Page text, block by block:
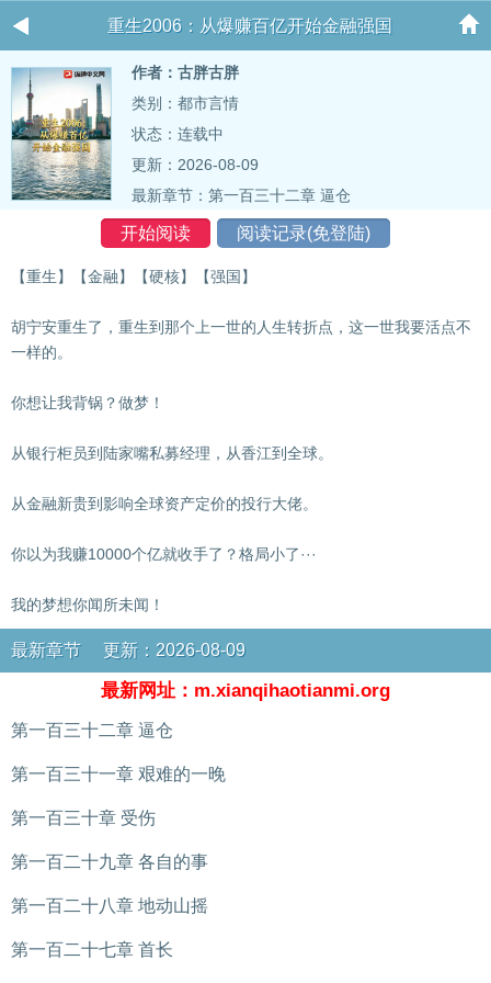
重生2006：从爆赚百亿开始金融强国
作者：古胖古胖
类别：都市言情
状态：连载中
更新：2026-08-09
最新章节： 第一百三十二章 逼仓
开始阅读 阅读记录(免登陆)
【重生】【金融】【硬核】【强国】
胡宁安重生了，重生到那个上一世的人生转折点，这一世我要活点不
一样的。
你想让我背锅？做梦！
从银行柜员到陆家嘴私募经理，从香江到全球。
从金融新贵到影响全球资产定价的投行大佬。
你以为我赚10000个亿就收手了？格局小了···
我的梦想你闻所未闻！
最新章节 更新：2026-08-09
最新网址：m.xianqihaotianmi.org
第一百三十二章 逼仓
第一百三十一章 艰难的一晚
第一百三十章 受伤
第一百二十九章 各自的事
第一百二十八章 地动山摇
第一百二十七章 首长